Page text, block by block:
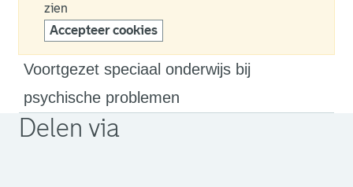
zien
Accepteer cookies
Voortgezet speciaal onderwijs bij
psychische problemen
Delen via